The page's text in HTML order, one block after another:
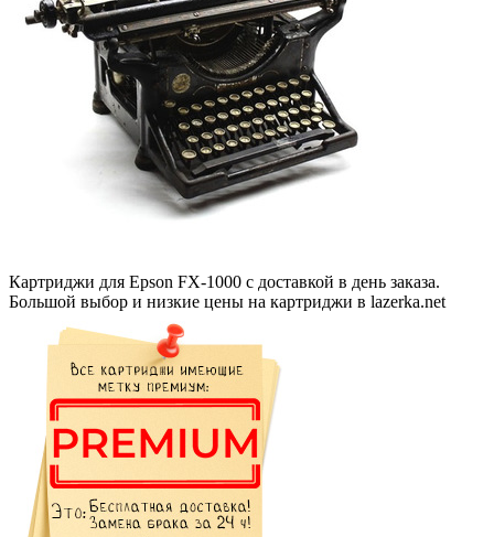
Картриджи для Epson FX-1000 с доставкой в день заказа.
Большой выбор и низкие цены на картриджи в lazerka.net